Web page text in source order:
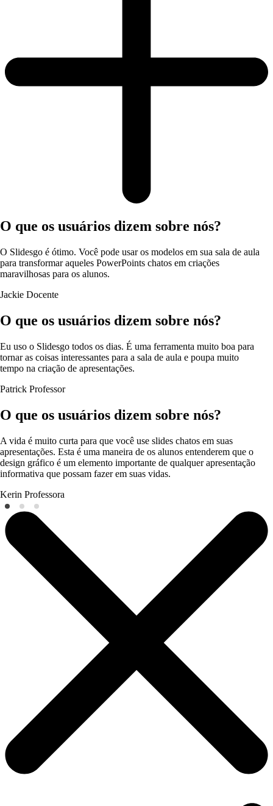
O que os usuários dizem sobre nós?
O Slidesgo é ótimo. Você pode usar os modelos em sua sala de aula
para transformar aqueles PowerPoints chatos em criações
maravilhosas para os alunos.
Jackie Docente
O que os usuários dizem sobre nós?
Eu uso o Slidesgo todos os dias. É uma ferramenta muito boa para
tornar as coisas interessantes para a sala de aula e poupa muito
tempo na criação de apresentações.
Patrick Professor
O que os usuários dizem sobre nós?
A vida é muito curta para que você use slides chatos em suas
apresentações. Esta é uma maneira de os alunos entenderem que o
design gráfico é um elemento importante de qualquer apresentação
informativa que possam fazer em suas vidas.
Kerin Professora